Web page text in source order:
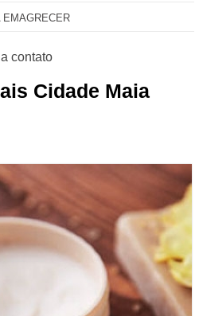
EMAGRECER
Cidade Maia